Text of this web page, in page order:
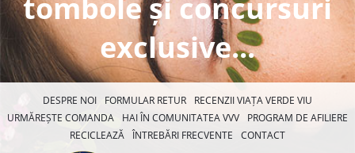
tombole și concursuri
exclusive...
DESPRE NOI FORMULAR RETUR
RECENZII VIAȚA VERDE VIU
URMĂREȘTE COMANDA
HAI ÎN COMUNITATEA VVV
PROGRAM DE AFILIERE
RECICLEAZĂ ÎNTREBĂRI FRECVENTE CONTACT